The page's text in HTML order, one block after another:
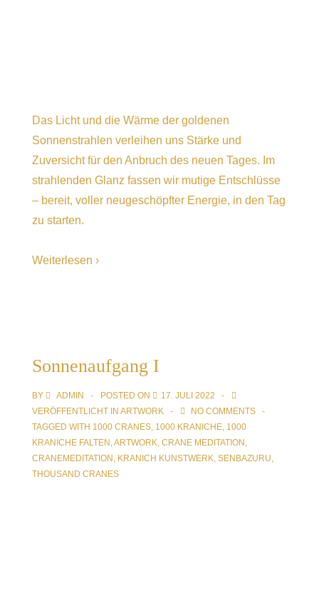
Das Licht und die Wärme der goldenen
Sonnenstrahlen verleihen uns Stärke und
Zuversicht für den Anbruch des neuen Tages. Im
strahlenden Glanz fassen wir mutige Entschlüsse
– bereit, voller neugeschöpfter Energie, in den Tag
zu starten.
Weiterlesen ›
Sonnenaufgang I
BY ADMIN POSTED ON
17. JULI 2022
VERÖFFENTLICHT IN ARTWORK
NO COMMENTS
TAGGED WITH 1000 CRANES, 1000 KRANICHE, 1000
KRANICHE FALTEN ,ARTWORK, CRANE MEDITATION ,
CRANEMEDITATION , KRANICH KUNSTWERK, SENBAZURU,
THOUSAND CRANES